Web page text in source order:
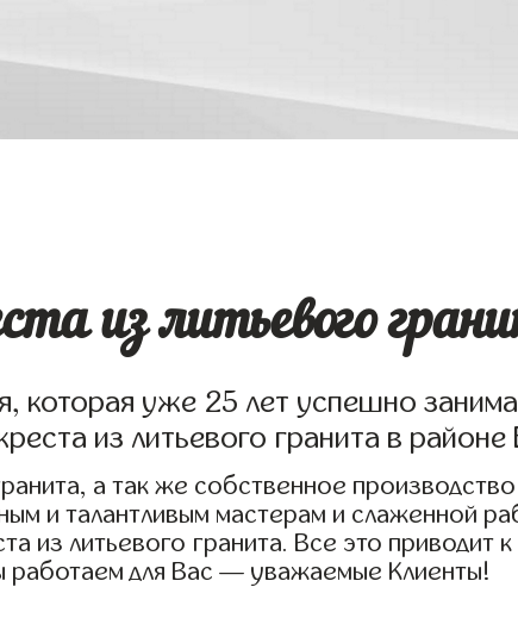
из литьевого
которая уже 25 лет успешно
из литьевого гранита в районе
а так же собственное
и талантливым мастерам и слаженной
из литьевого гранита. Все это
работаем для Вас — уважаемые Клиенты!